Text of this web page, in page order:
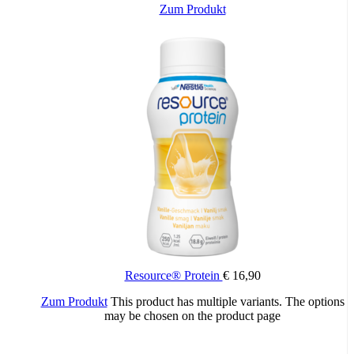
20 Stück, 50 Stück
Zum Produkt
Resource® Protein €16,90
Zum Produkt This product has multiple variants. The options
may be chosen on the product page